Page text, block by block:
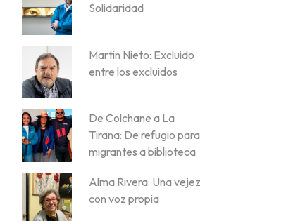
Solidaridad
Martín Nieto: Excluido
entre los excluidos
De Colchane a La
Tirana: De refugio para
migrantes a biblioteca
Alma Rivera: Una vejez
con voz propia